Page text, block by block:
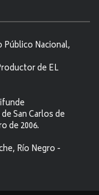
Nacional,
de EL
San Carlos de
de 2006.
Río Negro -